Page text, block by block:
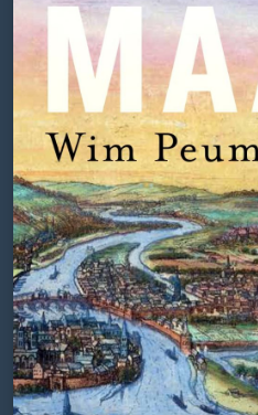
Fakkeldrager
Jan Peumans
Queer Muslims in Europe
Seks en Stigma over Grenzen